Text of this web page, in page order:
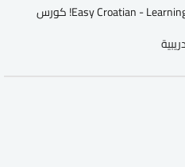
لتعليم Easy Croatian - Learning Croatian from the Streets! كورس